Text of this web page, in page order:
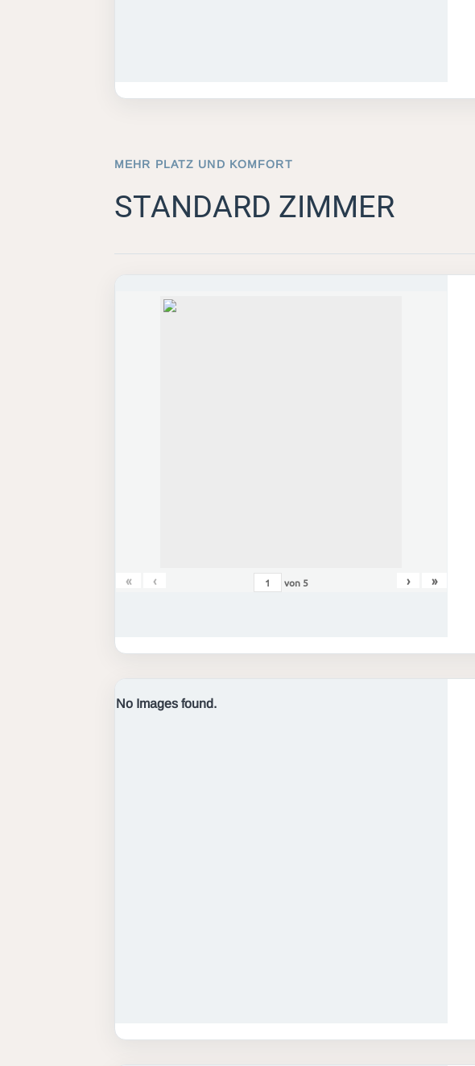
MEHR PLATZ UND KOMFORT
STANDARD ZIMMER
« ‹ von 5 › »
No Images found.